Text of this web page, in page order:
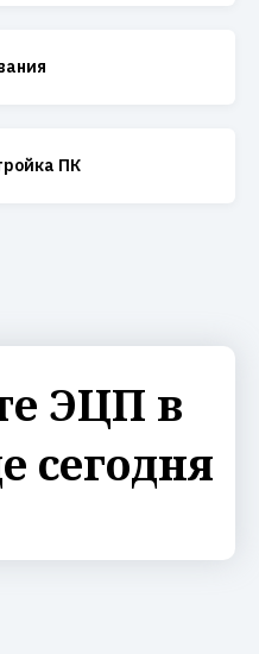
ПК
ЭЦП в
сегодня